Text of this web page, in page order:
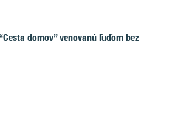
domov” venovanú ľuďom bez